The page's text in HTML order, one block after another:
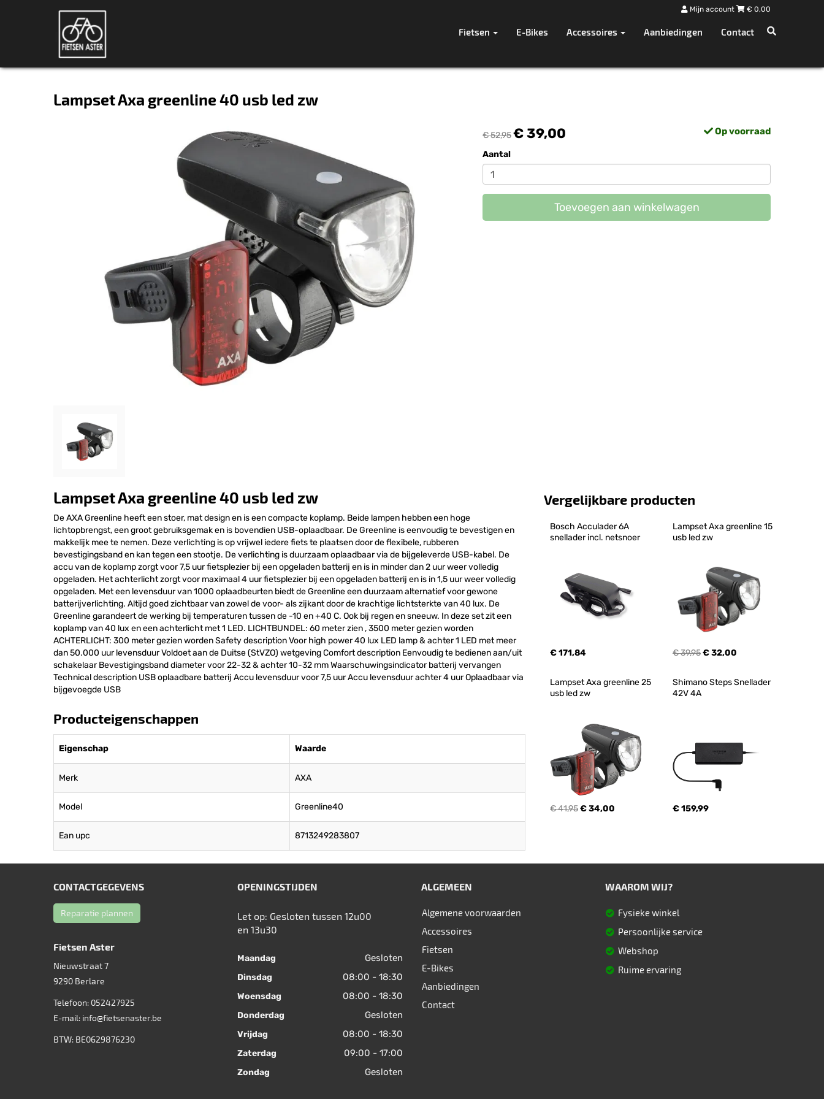
Mijn account € 0,00
Fietsen E-Bikes Accessoires Aanbiedingen Contact
Lampset Axa greenline 40 usb led zw
€ 52,95€ 39,00 Op voorraad
Aantal
Toevoegen aan winkelwagen
Lampset Axa greenline 40 usb led zw
De AXA Greenline heeft een stoer, mat design en is een compacte koplamp. Beide lampen hebben een hoge
lichtopbrengst, een groot gebruiksgemak en is bovendien USB-oplaadbaar. De Greenline is eenvoudig te bevestigen en
makkelijk mee te nemen. Deze verlichting is op vrijwel iedere fiets te plaatsen door de flexibele, rubberen
bevestigingsband en kan tegen een stootje. De verlichting is duurzaam oplaadbaar via de bijgeleverde USB-kabel. De
accu van de koplamp zorgt voor 7,5 uur fietsplezier bij een opgeladen batterij en is in minder dan 2 uur weer volledig
opgeladen. Het achterlicht zorgt voor maximaal 4 uur fietsplezier bij een opgeladen batterij en is in 1,5 uur weer volledig
opgeladen. Met een levensduur van 1000 oplaadbeurten biedt de Greenline een duurzaam alternatief voor gewone
batterijverlichting. Altijd goed zichtbaar van zowel de voor- als zijkant door de krachtige lichtsterkte van 40 lux. De
Greenline garandeert de werking bij temperaturen tussen de -10 en +40 C. Ook bij regen en sneeuw. In deze set zit een
koplamp van 40 lux en een achterlicht met 1 LED. LICHTBUNDEL: 60 meter zien , 3500 meter gezien worden
ACHTERLICHT: 300 meter gezien worden Safety description Voor high power 40 lux LED lamp & achter 1 LED met meer
dan 50.000 uur levensduur Voldoet aan de Duitse (StVZO) wetgeving Comfort description Eenvoudig te bedienen aan/uit
schakelaar Bevestigingsband diameter voor 22-32 & achter 10-32 mm Waarschuwingsindicator batterij vervangen
Technical description USB oplaadbare batterij Accu levensduur voor 7,5 uur Accu levensduur achter 4 uur Oplaadbaar via
bijgevoegde USB
Producteigenschappen
Eigenschap Waarde
Merk AXA
Model Greenline40
Ean upc 8713249283807
Vergelijkbare producten
Bosch Acculader 6A
snellader incl. netsnoer
€ 171,84
Lampset Axa greenline 15
usb led zw
€ 39,95€ 32,00
Lampset Axa greenline 25
usb led zw
€ 41,95€ 34,00
Shimano Steps Snellader
42V 4A
€ 159,99
CONTACTGEGEVENS
Reparatie plannen
Fietsen Aster
Nieuwstraat 7
9290 Berlare
Telefoon: 052427925
E-mail: info@fietsenaster.be
BTW: BE0629876230
OPENINGSTIJDEN
Let op: Gesloten tussen 12u00
en 13u30
Maandag Gesloten
Dinsdag 08:00 - 18:30
Woensdag 08:00 - 18:30
Donderdag Gesloten
Vrijdag 08:00 - 18:30
Zaterdag 09:00 - 17:00
Zondag Gesloten
ALGEMEEN
Algemene voorwaarden
Accessoires
Fietsen
E-Bikes
Aanbiedingen
Contact
WAAROM WIJ?
Fysieke winkel
Persoonlijke service
Webshop
Ruime ervaring